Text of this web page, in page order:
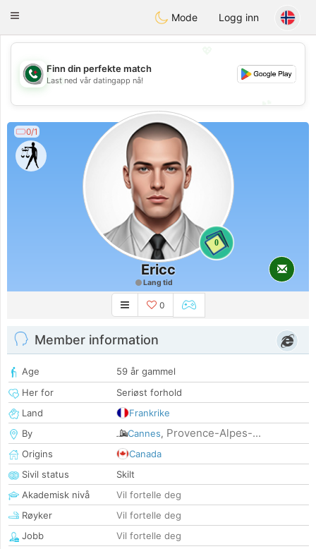
Weshrak
Toggle
Mode Logg inn
💖
💕
Finn din perfekte match
Last ned vår datingapp nå!
0/1
0
Ericc
Lang tid
0
Member information
Age
59 år gammel
Her for
Seriøst forhold
Land
Frankrike
By
Cannes, Provence-Alpes-...
Origins
Canada
Sivil status
Skilt
Akademisk nivå
Vil fortelle deg
Røyker
Vil fortelle deg
Jobb
Vil fortelle deg